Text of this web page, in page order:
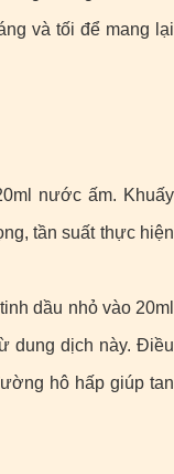
và tối để mang lại
nước ấm. Khuấy
tần suất thực hiện
dầu nhỏ vào 20ml
dung dịch này. Điều
hô hấp giúp tan